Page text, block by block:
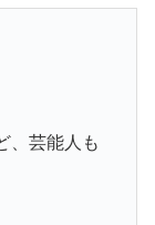
、芸能人も